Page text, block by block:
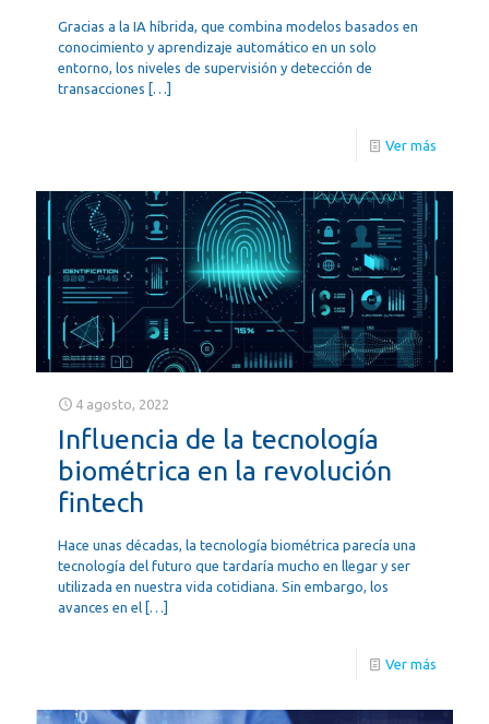
Gracias a la IA híbrida, que combina modelos basados en
conocimiento y aprendizaje automático en un solo
entorno, los niveles de supervisión y detección de
transacciones […]
Ver más
4 agosto, 2022
Influencia de la tecnología
biométrica en la revolución
fintech
Hace unas décadas, la tecnología biométrica parecía una
tecnología del futuro que tardaría mucho en llegar y ser
utilizada en nuestra vida cotidiana. Sin embargo, los
avances en el […]
Ver más